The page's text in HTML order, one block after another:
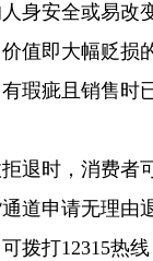
身安全或易改
值即大幅贬损
瑕疵且销售时
退时，消费者
道申请无理由
拨打12315热